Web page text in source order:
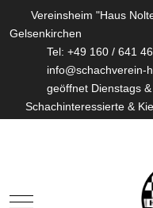
Vereinsheim "Haus
Gelsenkirchen
Tel: +49 160 / 641
info@schachverein-
geöffnet Dienstags
Schachinteressierte &
Mobile Menu Toggle